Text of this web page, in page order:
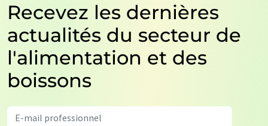
Recevez les dernières
actualités du secteur de
l'alimentation et des
boissons